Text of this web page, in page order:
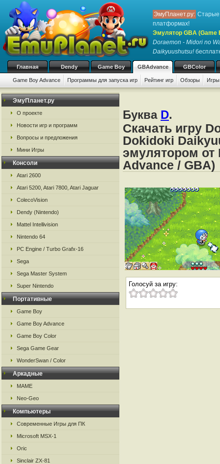
ЭмуПланет.ру: Старые
платформах!
Эмулятор GBA (Game
Doraemon - Midori no
Daikyuushutsu!
Главная Dendy Game Boy GBAdvance GBColor
Game Boy Advance Программы для запуска игр Рейтинг игр Обзоры
ЭмуПланет.ру
О проекте
Новости игр и программ
Вопросы и предложения
Мини Игры
Консоли
Atari 2600
Atari 5200, Atari 7800, Atari Jaguar
ColecoVision
Dendy (Nintendo)
Mattel Intellivision
Nintendo 64
PC Engine / Turbo Grafx-16
Sega
Sega Master System
Super Nintendo
Портативные
Game Boy
Game Boy Advance
Game Boy Color
Sega Game Gear
WonderSwan / Color
Аркадные
MAME
Neo-Geo
Компьютеры
Современные Игры для ПК
Microsoft MSX-1
Oric
Sinclair ZX-81
Буква D.
Скачать игру
Dokidoki
эмулятором от
Advance / GBA)
Голосуй за игру: